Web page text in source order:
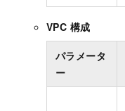
VPC 構成
パラメータ
ー